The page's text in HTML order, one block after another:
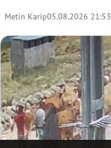
Metin Karip05.08.2026 21:53